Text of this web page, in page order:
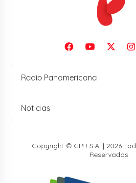
Radio Panamericana
Noticias
Copyright © GPR S.A. | 2026
Reservados.